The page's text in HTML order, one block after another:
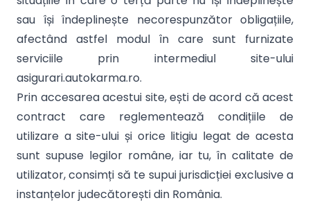
sau își îndeplinește necorespunzător obligațiile,
afectând astfel modul în care sunt furnizate
serviciile prin intermediul site-ului
asigurari.autokarma.ro.
Prin accesarea acestui site, ești de acord că acest
contract care reglementează condițiile de
utilizare a site-ului și orice litigiu legat de acesta
sunt supuse legilor române, iar tu, în calitate de
utilizator, consimți să te supui jurisdicției exclusive a
instanțelor judecătorești din România.